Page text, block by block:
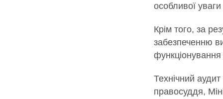
особливої
Крім того, за
забезпеченню
функціонування
Технічний
правосуддя,